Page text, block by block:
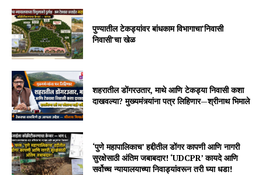
पुण्यातील टेकड्यांवर बांधकाम विभागाचा’निवासी
निवासी’चा खेळ
शहरातील डोंगरउतार, माथे आणि टेकड्या निवासी कशा
दाखवल्या? मुख्यमंत्र्यांना पत्र लिहिणार—श्रीनाथ भिमाले
‘पुणे महापालिकाच’ हद्दीतील डोंगर कापणी आणि नागरी
सुरक्षेसाठी अंतिम जबाबदार! ‘UDCPR’ कायदे आणि
सर्वोच्च न्यायालयाच्या निवाड्यांवरून तरी घ्या धडा!